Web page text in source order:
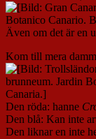
Även om det är en
Kom till mera
Den röda: hanne
Den blå: Kan inte
Den liknar en inte